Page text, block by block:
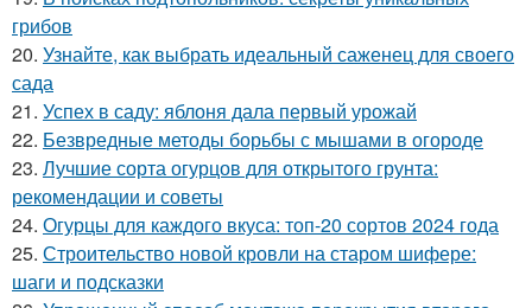
грибов
20. Узнайте, как выбрать идеальный саженец для своего
сада
21. Успех в саду: яблоня дала первый урожай
22. Безвредные методы борьбы с мышами в огороде
23. Лучшие сорта огурцов для открытого грунта:
рекомендации и советы
24. Огурцы для каждого вкуса: топ-20 сортов 2024 года
25. Строительство новой кровли на старом шифере:
шаги и подсказки